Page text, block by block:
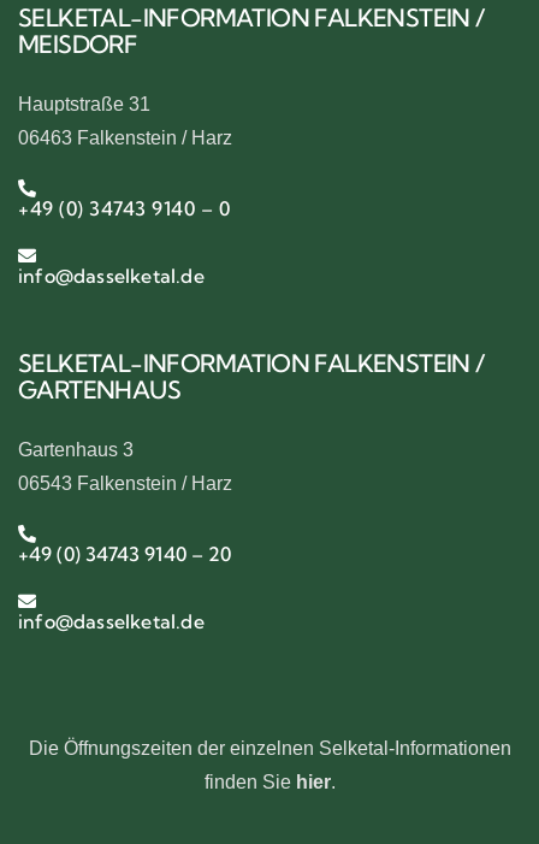
SELKETAL-INFORMATION FALKENSTEIN /
MEISDORF
Hauptstraße 31
06463 Falkenstein / Harz
+49 (0) 34743 9140 – 0
info@dasselketal.de
SELKETAL-INFORMATION FALKENSTEIN /
GARTENHAUS
Gartenhaus 3
06543 Falkenstein / Harz
+49 (0) 34743 9140 – 20
info@dasselketal.de
Die Öffnungszeiten der einzelnen Selketal-Informationen
finden Sie hier.